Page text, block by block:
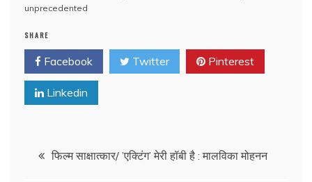
unprecedented
SHARE
Facebook Twitter Pinterest
Linkedin
Postफिल्म साक्षात्कार/ ’एक्टिंग’ मेरी हॉबी है : मालविका मोहनन